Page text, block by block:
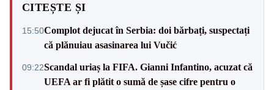
CITEȘTE ȘI
15:50Complot dejucat în Serbia: doi bărbați, suspectați
că plănuiau asasinarea lui Vučić
09:22Scandal uriaș la FIFA. Gianni Infantino, acuzat că
UEFA ar fi plătit o sumă de șase cifre pentru o